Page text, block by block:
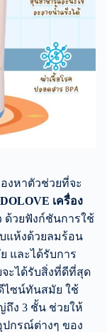
หาตัวช่วยที่จะ
เครื่อง
ด้วยฟังก์ชันการใช้
แห้งด้วยลมร้อน
และได้รับการ
ะได้รับสิ่งที่ดีที่สุด
ไซน์ทันสมัย ใช้
ง 3 ชั้น ช่วยให้
กรณ์ต่างๆ ของ